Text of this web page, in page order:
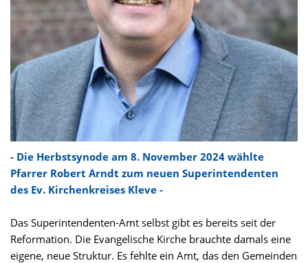
- Die Herbstsynode am 8. November 2024 wählte
Pfarrer Robert Arndt zum neuen Superintendenten
des Ev. Kirchenkreises Kleve -
Das Superintendenten-Amt selbst gibt es bereits seit der
Reformation. Die Evangelische Kirche brauchte damals eine
eigene, neue Struktur. Es fehlte ein Amt, das den Gemeinden